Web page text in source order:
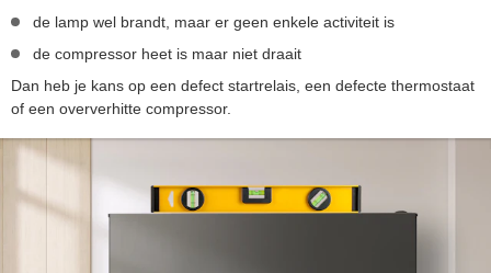
de lamp wel brandt, maar er geen enkele activiteit is
de compressor heet is maar niet draait
Dan heb je kans op een defect startrelais, een defecte thermostaat
of een oververhitte compressor.